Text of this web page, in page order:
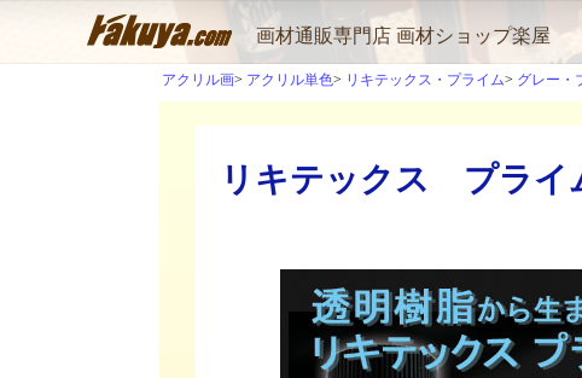
画材通販専門店 画材ショップ楽屋
アクリル画 アクリル単色 リキテックス・プライム グレー・
リキテックス プライ